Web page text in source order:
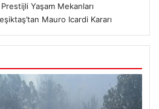
Yaşam Mekanları
Mauro Icardi Kararı